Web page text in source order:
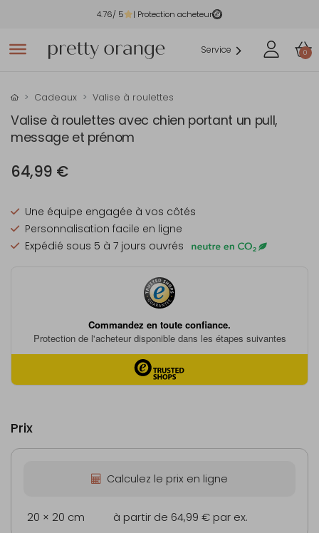
4.76/ 5 | Protection acheteur
Service 0
Cadeaux Valise à roulettes
Valise à roulettes avec chien portant un pull,
message et prénom
64,99 €
Une équipe engagée à vos côtés
Personnalisation facile en ligne
Expédié sous 5 à 7 jours ouvrés
Prix
Calculez le prix en ligne
20 × 20 cm à partir de 64,99 € par ex.